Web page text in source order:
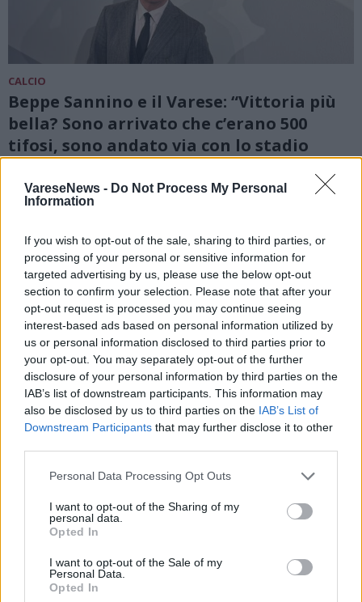
VareseNews - Do Not Process My Personal
Information
If you wish to opt-out of the sale, sharing to third parties, or
processing of your personal or sensitive information for
targeted advertising by us, please use the below opt-out
section to confirm your selection. Please note that after your
opt-out request is processed you may continue seeing
interest-based ads based on personal information utilized by
us or personal information disclosed to third parties prior to
your opt-out. You may separately opt-out of the further
disclosure of your personal information by third parties on the
IAB’s list of downstream participants. This information may
also be disclosed by us to third parties on the IAB’s List of
Downstream Participants that may further disclose it to other
Personal Data Processing Opt Outs
I want to opt-out of the Sharing of my
personal data.
Opted In
I want to opt-out of the Sale of my
Personal Data.
Opted In
CALCIO
Beppe Sannino e il Varese: “Vittoria più
bella? Sono arrivato che c’erano 500
tifosi, sono andato via con lo stadio
4 febbraio: al “Franco Ossola” si scrive la
storia. Il giorno in cui il Varese sconfisse
5-0 la Juventus